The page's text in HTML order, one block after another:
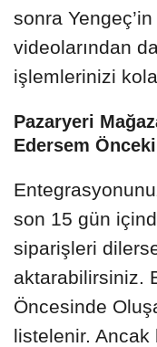
sonra Yengeç’in
videolarından
işlemlerinizi
Pazaryeri
Edersem
son 15 gün
siparişleri
aktarabilirsiniz.
Öncesinde
listelenir.